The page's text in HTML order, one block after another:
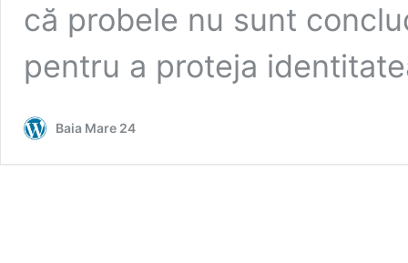
că probele nu sunt
pentru a proteja
Baia Mare 24